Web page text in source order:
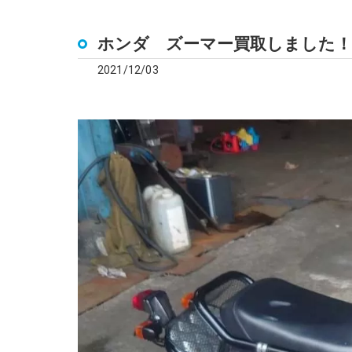
ホンダ ズーマー買取しました
2021/12/03